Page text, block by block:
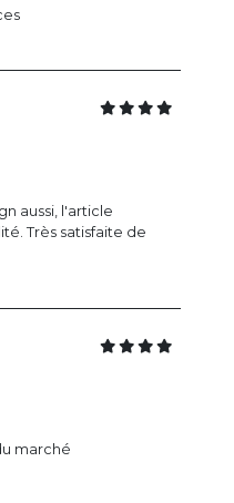
aussi, l'article
Très satisfaite de
marché